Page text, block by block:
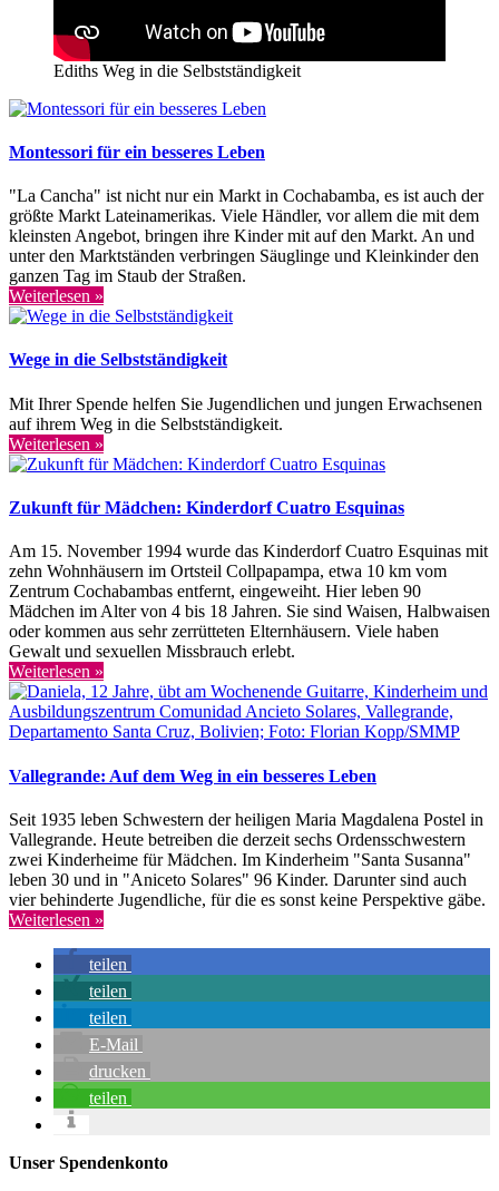
Ediths Weg in die Selbstständigkeit
Montessori für ein besseres Leben
"La Cancha" ist nicht nur ein Markt in Cochabamba, es ist auch der
größte Markt Lateinamerikas. Viele Händler, vor allem die mit dem
kleinsten Angebot, bringen ihre Kinder mit auf den Markt. An und
unter den Marktständen verbringen Säuglinge und Kleinkinder den
ganzen Tag im Staub der Straßen.
Weiterlesen »
Wege in die Selbstständigkeit
Mit Ihrer Spende helfen Sie Jugendlichen und jungen Erwachsenen
auf ihrem Weg in die Selbstständigkeit.
Weiterlesen »
Zukunft für Mädchen: Kinderdorf Cuatro Esquinas
Am 15. November 1994 wurde das Kinderdorf Cuatro Esquinas mit
zehn Wohnhäusern im Ortsteil Collpapampa, etwa 10 km vom
Zentrum Cochabambas entfernt, eingeweiht. Hier leben 90
Mädchen im Alter von 4 bis 18 Jahren. Sie sind Waisen, Halbwaisen
oder kommen aus sehr zerrütteten Elternhäusern. Viele haben
Gewalt und sexuellen Missbrauch erlebt.
Weiterlesen »
Vallegrande: Auf dem Weg in ein besseres Leben
Seit 1935 leben Schwestern der heiligen Maria Magdalena Postel in
Vallegrande. Heute betreiben die derzeit sechs Ordensschwestern
zwei Kinderheime für Mädchen. Im Kinderheim "Santa Susanna"
leben 30 und in "Aniceto Solares" 96 Kinder. Darunter sind auch
vier behinderte Jugendliche, für die es sonst keine Perspektive gäbe.
Weiterlesen »
teilen
teilen
teilen
E-Mail
drucken
teilen
Unser Spendenkonto